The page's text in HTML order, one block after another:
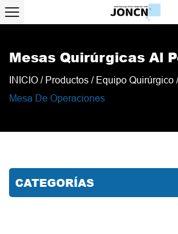
Mesas Quirúrgicas Al
INICIO / Productos / Equipo Quirúrgico /
Mesa De Operaciones
CATEGORÍAS